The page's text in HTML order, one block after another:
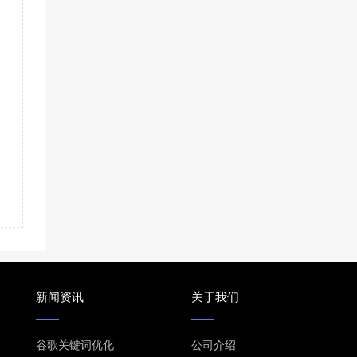
新闻资讯
谷歌关键词优化
关于我们
公司介绍